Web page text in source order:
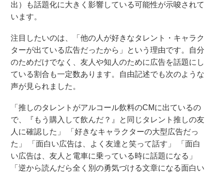
出）も話題化に大きく影響している可能性が示唆されて
います。
注目したいのは、「他の人が好きなタレント・キャラク
ターが出ている広告だったから」という理由です。自分
のためだけでなく、友人や知人のために広告を話題にし
ている割合も一定数あります。自由記述でも次のような
声が見られました。
「推しのタレントがアルコール飲料のCMに出ているの
で、『もう購入して飲んだ？』と同じタレント推しの友
人に確認した」 「好きなキャラクターの大型広告だっ
た」 「面白い広告は、よく友達と笑って話す」 「面白
い広告は、友人と電車に乗っている時に話題になる」
「逆から読んだら全く別の勇気づける文章になる面白い